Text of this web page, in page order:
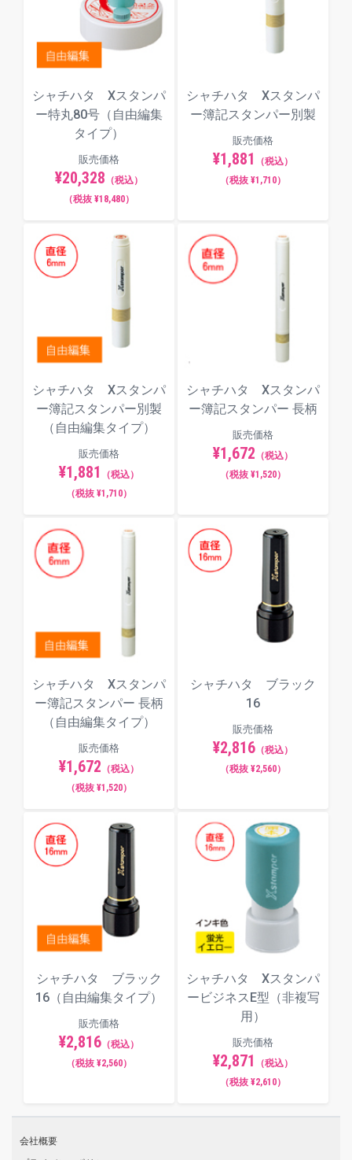
シャチハタ Xスタンパ
ー特丸80号（自由編集
タイプ）
販売価格
¥20,328 （税込）
（税抜 ¥18,480）
シャチハタ Xスタンパ
ー簿記スタンパー別製
販売価格
¥1,881
（税込）
（税抜 ¥1,710）
シャチハタ Xスタンパ
ー簿記スタンパー別製
（自由編集タイプ）
販売価格
¥1,881
（税込）
（税抜 ¥1,710）
シャチハタ Xスタンパ
ー簿記スタンパー 長柄
販売価格
¥1,672 （税込）
（税抜 ¥1,520）
シャチハタ Xスタンパ
ー簿記スタンパー 長柄
（自由編集タイプ）
販売価格
¥1,672 （税込）
（税抜 ¥1,520）
シャチハタ ブラック
16
販売価格
¥2,816 （税込）
（税抜 ¥2,560）
シャチハタ ブラック
16（自由編集タイプ）
販売価格
¥2,816 （税込）
（税抜 ¥2,560）
シャチハタ Xスタンパ
ービジネスE型（非複写
用）
販売価格
¥2,871
（税込）
（税抜 ¥2,610）
会社概要